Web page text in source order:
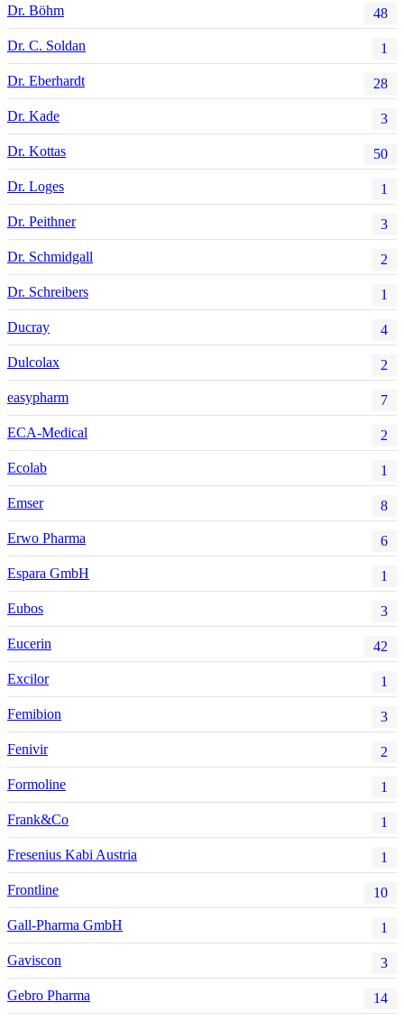
Dr. Böhm 48
Dr. C. Soldan 1
Dr. Eberhardt 28
Dr. Kade 3
Dr. Kottas 50
Dr. Loges 1
Dr. Peithner 3
Dr. Schmidgall 2
Dr. Schreibers 1
Ducray 4
Dulcolax 2
easypharm 7
ECA-Medical 2
Ecolab 1
Emser 8
Erwo Pharma 6
Espara GmbH 1
Eubos 3
Eucerin 42
Excilor 1
Femibion 3
Fenivir 2
Formoline 1
Frank&Co 1
Fresenius Kabi Austria 1
Frontline 10
Gall-Pharma GmbH 1
Gaviscon 3
Gebro Pharma 14